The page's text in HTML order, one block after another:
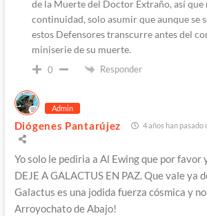
de la Muerte del Doctor Extraño, así que
continuidad, solo asumir que aunque se
estos Defensores transcurre antes del
miniserie de su muerte.
0 Responder
Admin
Diógenes Pantarújez 4 años han pasado
Yo solo le pediria a Al Ewing que por favor
DEJE A GALACTUS EN PAZ. Que vale ya
Galactus es una jodida fuerza cósmica y
Arroyochato de Abajo!